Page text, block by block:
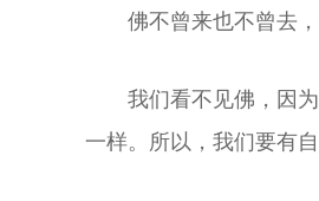
佛不曾来也不曾去
我们看不见佛，因
一样。所以，我们要有